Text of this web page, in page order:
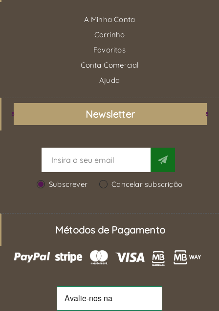
A Minha Conta
Carrinho
Favoritos
Conta Comercial
Ajuda
Newsletter
Subscrever Cancelar subscrição
Métodos de Pagamento